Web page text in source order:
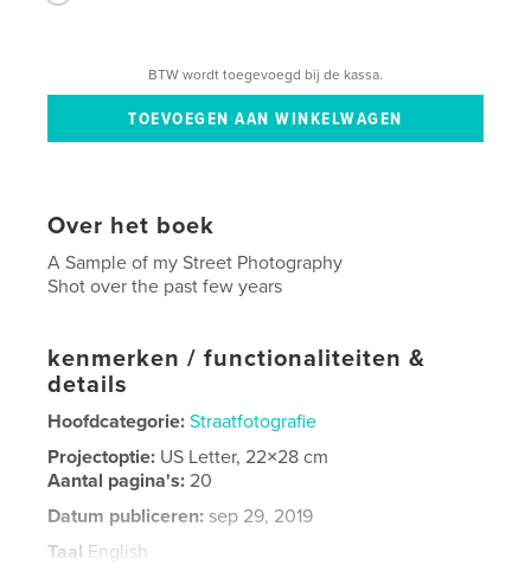
BTW wordt toegevoegd bij de kassa.
Over het boek
A Sample of my Street Photography
Shot over the past few years
kenmerken / functionaliteiten &
details
Hoofdcategorie: Straatfotografie
Projectoptie: US Letter, 22×28 cm
Aantal pagina's:20
Datum publiceren: sep 29, 2019
Taal English